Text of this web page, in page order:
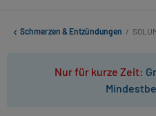
Schmerzen & Entzündungen /
Nur für kurze Zeit: